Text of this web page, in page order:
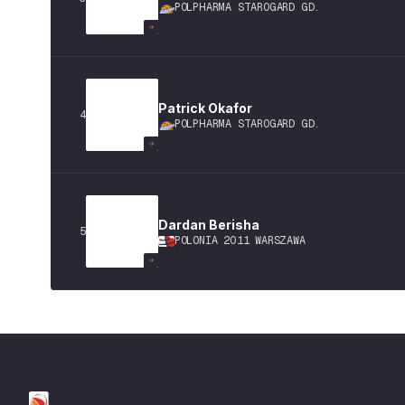
POLPHARMA STAROGARD GD.
4 Patrick Okafor
POLPHARMA STAROGARD GD.
5 Dardan Berisha
POLONIA 2011 WARSZAWA